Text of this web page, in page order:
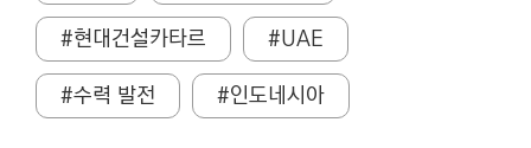
#현대건설카타르
#UAE
#수력 발전
#인도네시아